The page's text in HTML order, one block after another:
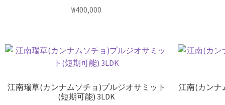
₩400,000
江南瑞草(カンナムソチョ)プルジオサミット
(短期可能) 3LDK
江南(カンナ